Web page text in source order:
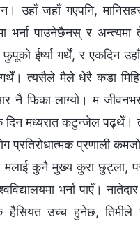
उहाँ जहाँ गएपनि,
पाउनेछैनस् र अन्त्यमा
ईर्ष्या गर्थेँ, र एकदिन
त्यसैले मैले धेरै कडा
नै फिका लाग्यो। म
मध्यरात कटुन्जेल पढ्थेँ।
प्रतिरोधात्मक प्रणाली
मलाई कुनै मुख्य कुरा छुट्ला,
भर्ना पाएँ।
हैसियत उच्च हुनेछ, तिमीले